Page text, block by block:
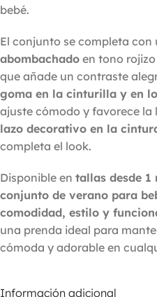
bebé.
El conjunto se completa con
abombachado en tono
que añade un contraste
goma en la cinturilla y en
ajuste cómodo y favorece la
lazo decorativo en la
completa el look.
Disponible en tallas desde 1
conjunto de verano para
comodidad, estilo y
una prenda ideal para
cómoda y adorable en
Información adicional